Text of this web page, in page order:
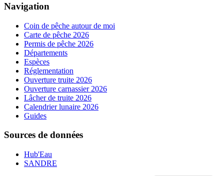
Navigation
Coin de pêche autour de moi
Carte de pêche 2026
Permis de pêche 2026
Départements
Espèces
Réglementation
Ouverture truite 2026
Ouverture carnassier 2026
Lâcher de truite 2026
Calendrier lunaire 2026
Guides
Sources de données
Hub'Eau
SANDRE